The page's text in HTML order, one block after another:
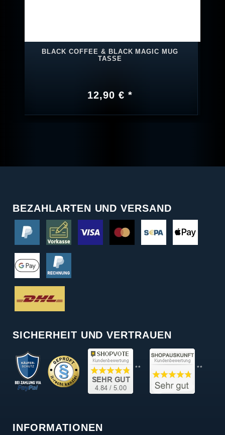
BLACK COFFEE & BLACK MAGIC MUG
TASSE
12,90 € *
BEZAHLARTEN UND VERSAND
SICHERHEIT UND VERTRAUEN
** **
INFORMATIONEN